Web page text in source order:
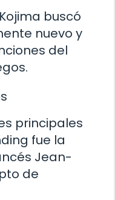
buscó
nuevo y
del
principales
fue la
Jean-
de